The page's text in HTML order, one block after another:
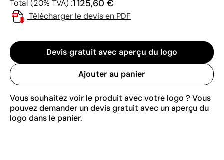
Total (20% TVA) :1 125,60 €
Télécharger le devis en PDF
Devis gratuit avec aperçu du logo
Ajouter au panier
Vous souhaitez voir le produit avec votre logo ? Vous
pouvez demander un devis gratuit avec un aperçu du
logo dans le panier.